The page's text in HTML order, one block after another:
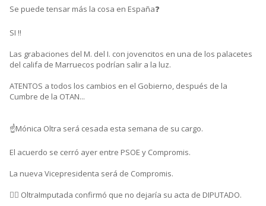
Se puede tensar más la cosa en España❓
SI ‼️
Las grabaciones del M. del I. con jovencitos en una de los palacetes
del califa de Marruecos podrían salir a la luz.
ATENTOS a todos los cambios en el Gobierno, después de la
Cumbre de la OTAN...
☝️Mónica Oltra será cesada esta semana de su cargo.
El acuerdo se cerró ayer entre PSOE y Compromis.
La nueva Vicepresidenta será de Compromis.
👉🏼 OltraImputada confirmó que no dejaría su acta de DIPUTADO.